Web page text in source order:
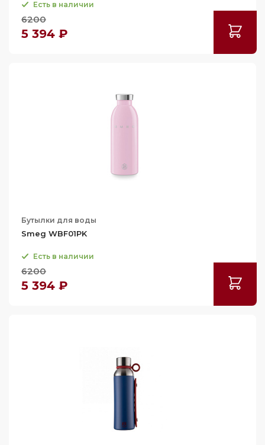
Есть в наличии
6200
5 394 ₽
Бутылки для воды
Smeg WBF01PK
Есть в наличии
6200
5 394 ₽